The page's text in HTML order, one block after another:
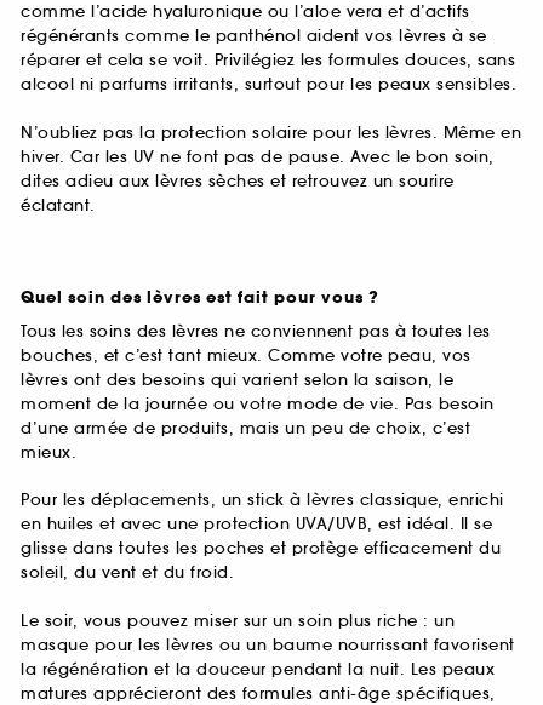
comme l’acide hyaluronique ou l’aloe vera et d’actifs
régénérants comme le panthénol aident vos lèvres à se
réparer et cela se voit. Privilégiez les formules douces, sans
alcool ni parfums irritants, surtout pour les peaux sensibles.
N’oubliez pas la protection solaire pour les lèvres. Même en
hiver. Car les UV ne font pas de pause. Avec le bon soin,
dites adieu aux lèvres sèches et retrouvez un sourire
éclatant.
Quel soin des lèvres est fait pour vous ?
Tous les soins des lèvres ne conviennent pas à toutes les
bouches, et c’est tant mieux. Comme votre peau, vos
lèvres ont des besoins qui varient selon la saison, le
moment de la journée ou votre mode de vie. Pas besoin
d’une armée de produits, mais un peu de choix, c’est
mieux.
Pour les déplacements, un stick à lèvres classique, enrichi
en huiles et avec une protection UVA/UVB, est idéal. Il se
glisse dans toutes les poches et protège efficacement du
soleil, du vent et du froid.
Le soir, vous pouvez miser sur un soin plus riche : un
masque pour les lèvres ou un baume nourrissant favorisent
la régénération et la douceur pendant la nuit. Les peaux
matures apprécieront des formules anti-âge spécifiques,